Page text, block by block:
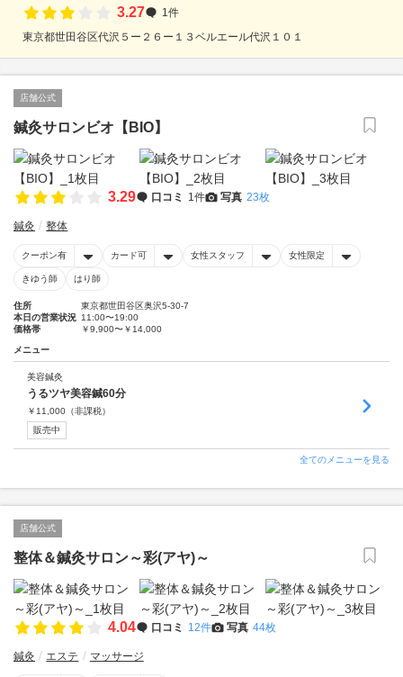
3.27
1件
東京都世田谷区代沢５ー２６ー１３ベルエール代沢１０１
店舗公式
鍼灸サロンビオ【BIO】
3.29 口コミ 1件 写真 23枚
鍼灸 整体
クーポン有 カード可 女性スタッフ 女性限定
きゆう師 はり師
住所
東京都世田谷区奥沢5-30-7
本日の営業状況 11:00〜19:00
価格帯
￥9,900〜￥14,000
メニュー
美容鍼灸
うるツヤ美容鍼60分
￥ 11,000 （非課税）
販売中
全てのメニューを見る
店舗公式
整体＆鍼灸サロン～彩(アヤ)～
4.04 口コミ 12件 写真 44枚
鍼灸 エステ マッサージ